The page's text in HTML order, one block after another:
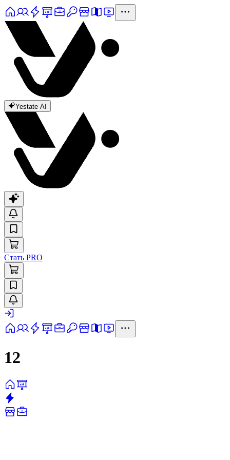
Yestate AI
Стать PRO
12